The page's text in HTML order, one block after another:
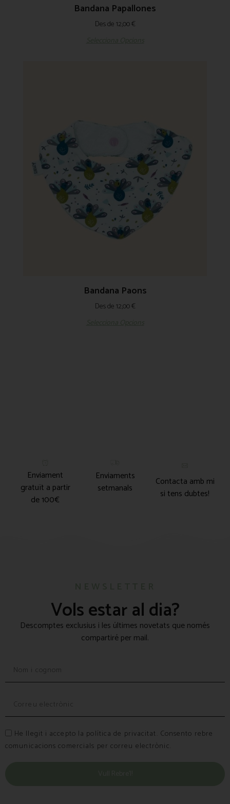
Bandana Papallones
Des de12,00€
Bandana Paons
Des de12,00€
Enviament
gratuït a partir
de 100€
Enviaments
setmanals
Contacta amb mi
si tens dubtes!
Vols estar al dia?
Descomptes exclusius i les últimes novetats que només
compartiré per mail.
He llegit i accepto la política de privacitat. Consento rebre
comunicacions comercials per correu electrònic.